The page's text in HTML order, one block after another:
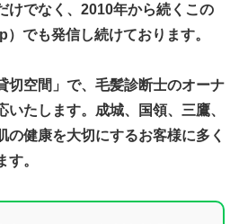
けでなく、 2010年から続くこの
でも発信し続けております。
切空間」で、毛髪診断士のオーナ
いたします。成城、国領、三鷹、
の健康を大切にするお客様に多く
。